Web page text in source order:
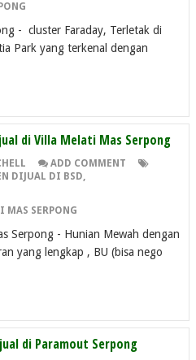
- cluster Faraday, Terletak di
Park yang terkenal dengan
di Villa Melati Mas Serpong
ADD COMMENT
DIJUAL DI BSD
MAS SERPONG
Serpong - Hunian Mewah dengan
yang lengkap , BU (bisa nego
di Paramout Serpong